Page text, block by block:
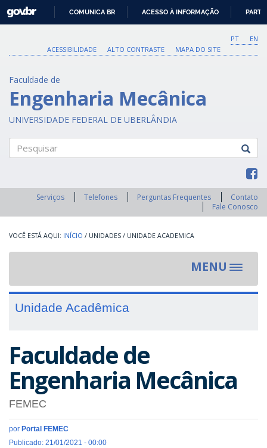
O
CONTEÚDO
GOVBR
COMUNICA BR ACESSO À INFORMAÇÃO
PT
EN
ACESSIBILIDADE
ALTO CONTRASTE MAPA DO SITE
Faculdade de
Engenharia Mecânica
UNIVERSIDADE FEDERAL DE UBERLÂNDIA
Serviços Telefones Perguntas Frequentes
Contato
Fale Conosco
INÍCIO / UNIDADES / UNIDADE ACADEMICA
MENU
Toggle
Unidade Acadêmica
Faculdade de
Engenharia Mecânica
FEMEC
por Portal FEMEC
Publicado: 21/01/2021 - 00:00